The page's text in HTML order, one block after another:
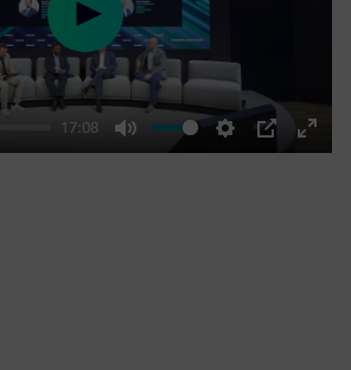
17:08
Mute Settings
PIP
Enter
Play